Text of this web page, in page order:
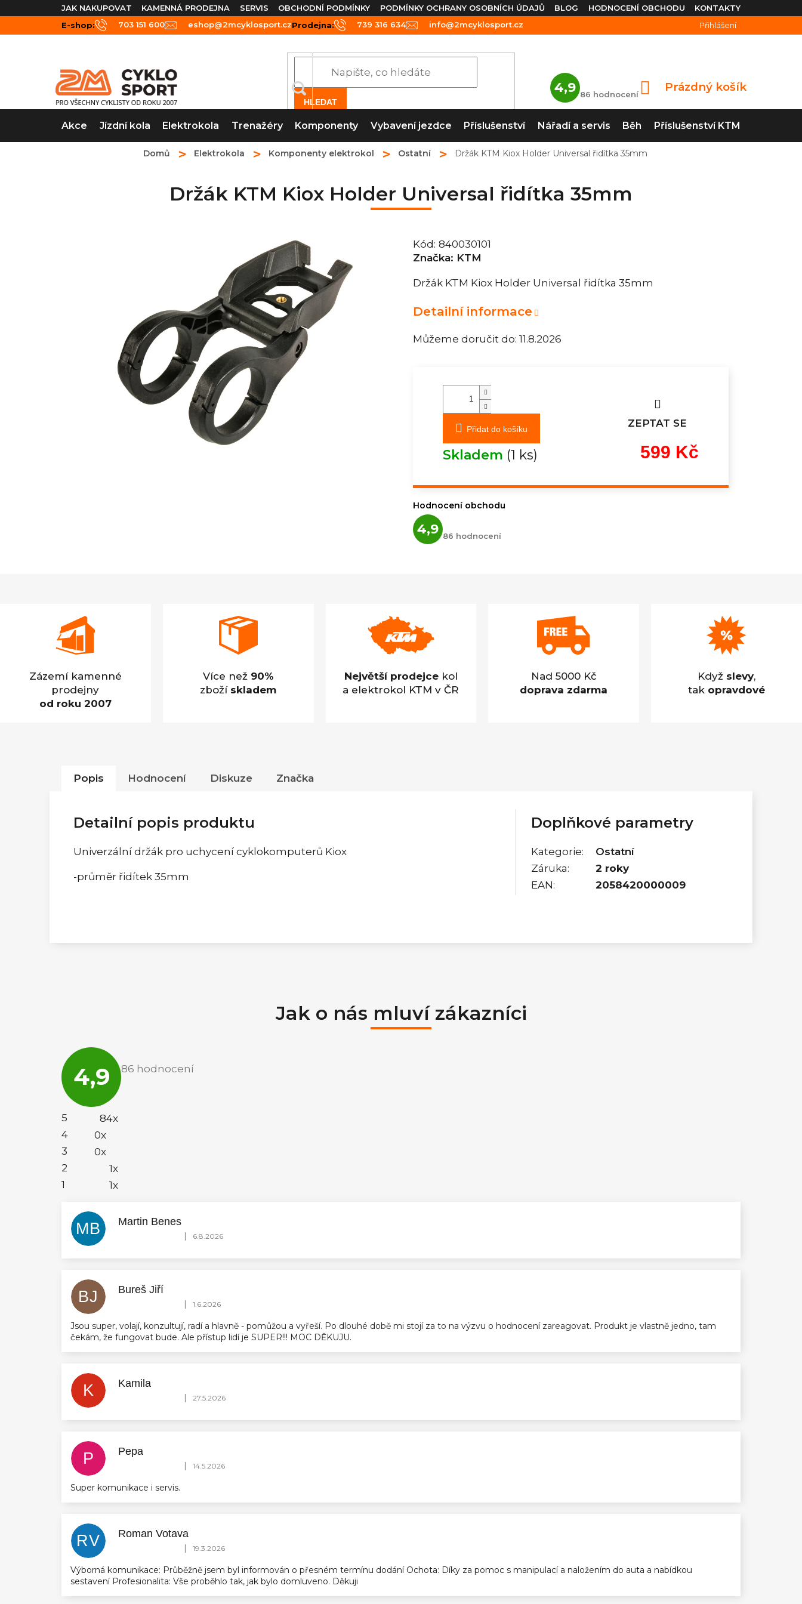
na
obsah
JAK NAKUPOVAT KAMENNÁ PRODEJNA SERVIS OBCHODNÍ PODMÍNKY PODMÍNKY OCHRANY OSOBNÍCH ÚDAJŮ BLOG KONTAKTY
HODNOCENÍ OBCHODU
E-shop:
703 151 600 eshop@2mcyklosport.czProdejna: 739 316 634 info@2mcyklosport.cz Přihlášení
HLEDAT
4,9
Průměrné
hodnocení
je
4,9
5
hvězdiček.
86 hodnocení
NÁKUPNÍ
Prázdný košík
Akce Jízdní kola Elektrokola Trenažéry Komponenty Vybavení jezdce Příslušenství Nářadí a servis Běh Příslušenství KTM
Domů Elektrokola Komponenty elektrokol Ostatní Držák KTM Kiox Holder Universal řidítka 35mm
Držák KTM Kiox Holder Universal řidítka 35mm
Kód: 840030101
Značka: KTM
Můžeme doručit do: 11.8.2026
Držák KTM Kiox Holder Universal řidítka 35mm
Detailní informace
Přidat do košíku
ZEPTAT SE
Skladem (1 ks) 599 Kč
cena:
Hodnocení obchodu
4,9 hodnocení
obchodu
86 hodnocení
Zázemí kamenné
prodejny
od roku 2007
Více než 90%
zboží skladem
Největší prodejcekol
a elektrokol KTM v ČR
Nad 5000 Kč
doprava zdarma
Když slevy,
tak opravdové
Popis Hodnocení Diskuze Značka
Detailní popis produktu
Univerzální držák pro uchycení cyklokomputerů Kiox
-průměr řidítek 35mm
Doplňkové parametry
Kategorie:
Ostatní
Záruka:
2 roky
EAN: 2058420000009
Jak o nás mluví zákazníci
4,9
obchodu
je
86 hodnocení
5
84x
4
0x
3
0x
2
1x
1
1x
MB Martin Benes
Hodnocení obchodu je 5 z 5 hvězdiček.
| 6.8.2026
BJ Bureš Jiří
Hodnocení obchodu je 5 z 5 hvězdiček.
| 1.6.2026
Jsou super, volají, konzultují, radí a hlavně - pomůžou a vyřeší. Po dlouhé době mi stojí za to na výzvu o hodnocení zareagovat. Produkt je vlastně jedno, tam
čekám, že fungovat bude. Ale přístup lidí je SUPER!!! MOC DĚKUJU.
K Kamila
Hodnocení obchodu je 5 z 5 hvězdiček.
| 27.5.2026
P Pepa
Hodnocení obchodu je 5 z 5 hvězdiček.
| 14.5.2026
Super komunikace i servis.
RV Roman Votava
Hodnocení obchodu je 5 z 5 hvězdiček.
| 19.3.2026
Výborná komunikace: Průběžně jsem byl informován o přesném termínu dodání Ochota: Díky za pomoc s manipulací a naložením do auta a nabídkou
sestavení Profesionalita: Vše proběhlo tak, jak bylo domluveno. Děkuji